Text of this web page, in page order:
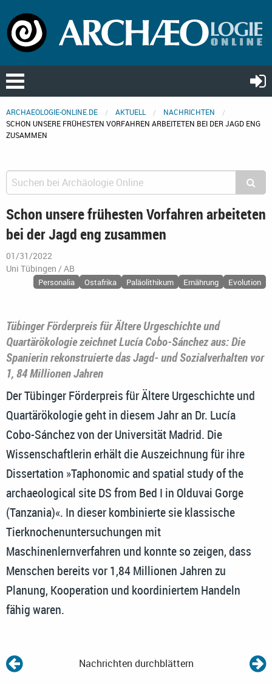
ARCHAEOLOGIE-ONLINE.DE AKTUELL
NACHRICHTEN
SCHON UNSERE FRÜHESTEN VORFAHREN ARBEITETEN BEI DER JAGD ENG
ZUSAMMEN
Schon unsere frühesten Vorfahren arbeiteten
bei der Jagd eng zusammen
01/31/2022
Uni Tübingen / AB
Personalia Ostafrika Paläolithikum Ernährung Evolution
Tübinger Förderpreis für Ältere Urgeschichte und
Quartärökologie zeichnet Lucía Cobo-Sánchez aus: Die
Spanierin rekonstruierte das Jagd- und Sozialverhalten vor
1, 84 Millionen Jahren
Der Tübinger Förderpreis für Ältere Urgeschichte und
Quartärökologie geht in diesem Jahr an Dr. Lucía
Cobo-Sánchez von der Universität Madrid. Die
Wissenschaftlerin erhält die Auszeichnung für ihre
Dissertation »Taphonomic and spatial study of the
archaeological site DS from Bed I in Olduvai Gorge
(Tanzania)«. In dieser kombinierte sie klassische
Tierknochenuntersuchungen mit
Maschinenlernverfahren und konnte so zeigen, dass
Menschen bereits vor 1,84 Millionen Jahren zu
Planung, Kooperation und koordiniertem Handeln
fähig waren.
Nachrichten durchblättern